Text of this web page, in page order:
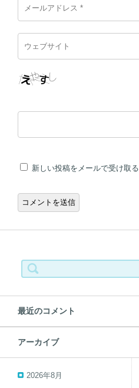
新しい投稿をメールで受け取る
索:
最近のコメント
アーカイブ
2026年8月